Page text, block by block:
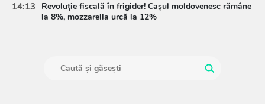
14:13
Revoluție fiscală în frigider! Cașul moldovenesc rămâne
la 8%, mozzarella urcă la 12%